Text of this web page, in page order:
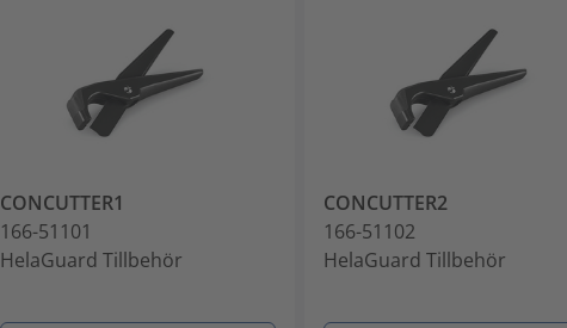
CONCUTTER1
166-51101
HelaGuard Tillbehör
CONCUTTER2
166-51102
HelaGuard Tillbehör